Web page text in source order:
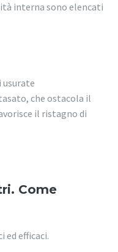
interna sono elencati
che ostacola il
il ristagno di
Come
ed efficaci.